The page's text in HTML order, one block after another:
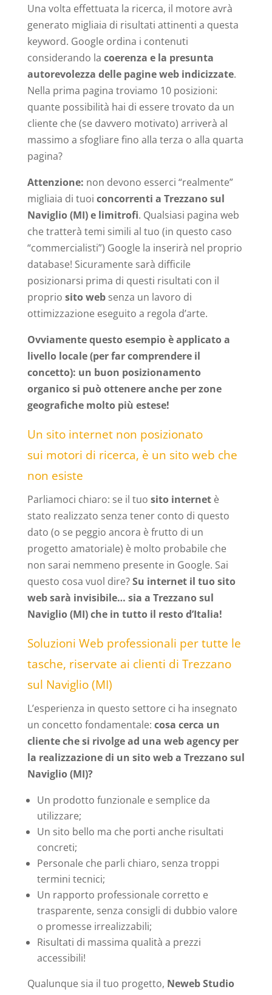
Una volta effettuata la ricerca, il motore avrà
generato migliaia di risultati attinenti a questa
keyword. Google ordina i contenuti
considerando la coerenza e la presunta
autorevolezza delle pagine web indicizzate.
Nella prima pagina troviamo 10 posizioni:
quante possibilità hai di essere trovato da un
cliente che (se davvero motivato) arriverà al
massimo a sfogliare fino alla terza o alla quarta
pagina?
Attenzione: non devono esserci “realmente”
migliaia di tuoi concorrenti a Trezzano sul
Naviglio (MI) e limitrofi. Qualsiasi pagina web
che tratterà temi simili al tuo (in questo caso
“commercialisti”) Google la inserirà nel proprio
database! Sicuramente sarà difficile
posizionarsi prima di questi risultati con il
proprio sito websenza un lavoro di
ottimizzazione eseguito a regola d’arte.
Ovviamente questo esempio è applicato a
livello locale (per far comprendere il
concetto): un buon posizionamento
organico si può ottenere anche per zone
geografiche molto più estese!
Un sito internet non posizionato
sui motori di ricerca, è un sito web che
non esiste
Parliamoci chiaro: se il tuo sito internetè
stato realizzato senza tener conto di questo
dato (o se peggio ancora è frutto di un
progetto amatoriale) è molto probabile che
non sarai nemmeno presente in Google. Sai
questo cosa vuol dire?Su internet il tuo sito
web sarà invisibile… sia a Trezzano sul
Naviglio (MI) che in tutto il resto d’Italia!
Soluzioni Web professionali per tutte le
tasche, riservate ai clienti di Trezzano
sul Naviglio (MI)
L’esperienza in questo settore ci ha insegnato
un concetto fondamentale: cosa cerca un
cliente che si rivolge ad una web agency per
la realizzazione di un sito web a Trezzano sul
Naviglio (MI)?
Un prodotto funzionale e semplice da
utilizzare;
Un sito bello ma che porti anche risultati
concreti;
Personale che parli chiaro, senza troppi
termini tecnici;
Un rapporto professionale corretto e
trasparente, senza consigli di dubbio valore
o promesse irrealizzabili;
Risultati di massima qualità a prezzi
accessibili!
Qualunque sia il tuo progetto, Neweb Studio